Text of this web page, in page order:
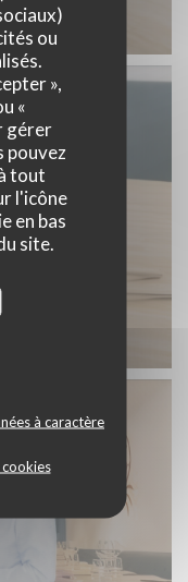
ou
»,
«
gérer
pouvez
tout
l'icône
en bas
site.
à caractère